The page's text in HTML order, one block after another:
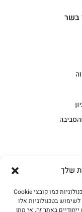
שלך
כדי לספק את החוויה הטובה ביותר, אנו משתמשים בטכנולוגיות כמו קובצי Cookie
בטכנולוגיות אלו
באתר זה. אי מתן
בשר